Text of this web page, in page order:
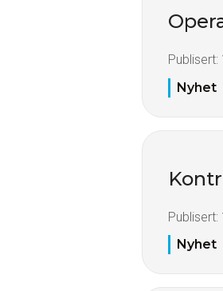
Publisert:
Nyhet
Publisert:
Nyhet